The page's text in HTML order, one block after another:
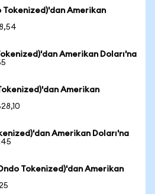
Tokenized)'dan Amerikan
Amerikan Doları'na
Amerikan
Amerikan Doları'na
Tokenized)'dan Amerikan